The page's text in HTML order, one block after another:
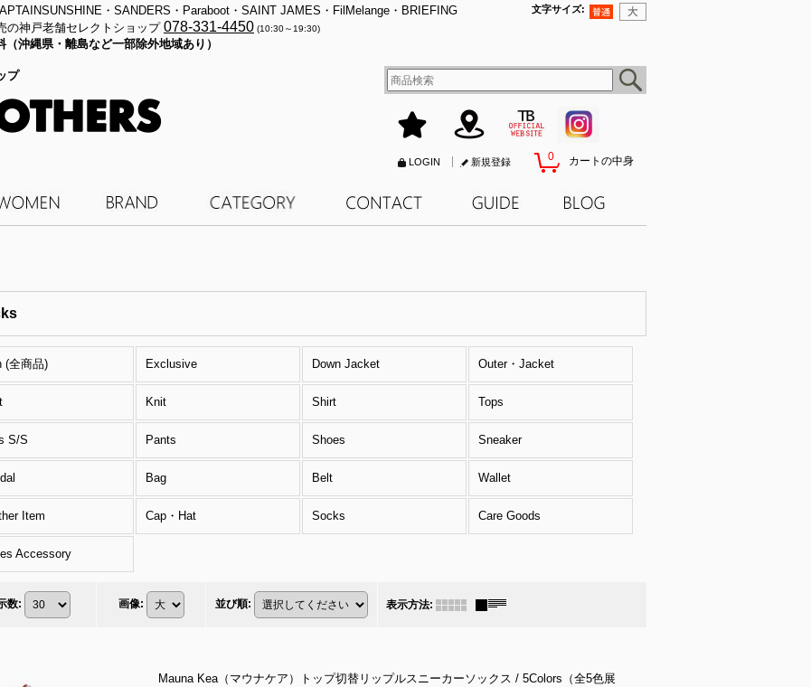
・SANDERS・Paraboot・SAINT JAMES・FilMelange・BRIEFING
の神戸老舗セレクトショップ 078-331-4450 (10:30～19:30)
沖縄県・離島など一部除外地域あり）
文字サイズ:
プ
0 カートの中身
LOGIN 新規登録
(全商品) Exclusive Down Jacket Outer・Jacket
Knit Shirt Tops
S/S Pants Shoes Sneaker
Bag Belt Wallet
Item Cap・Hat Socks Care Goods
Accessory
数: 画像: 並び順: 表示方法:
Mauna Kea（マウナケア）トップ切替リップルスニーカーソックス / 5Colors（全5色展